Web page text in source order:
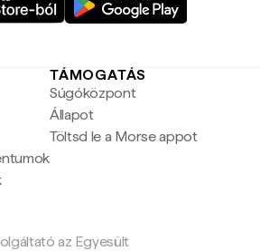
TÁMOGATÁS
Súgóközpont
Állapot
Töltsd le a Morse appot
az Egyesült